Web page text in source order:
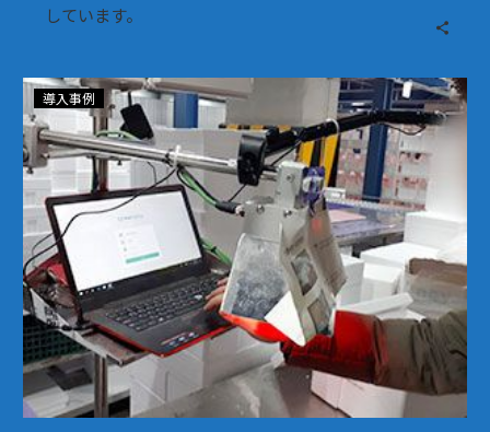
しています。
マ
ケ
ッ
ト
ー
リ
ー
【自
社
物
流】
導入事例